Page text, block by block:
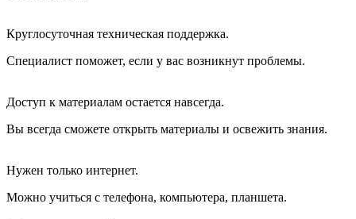
Круглосуточная техническая поддержка.
Специалист поможет, если у вас возникнут проблемы.
Доступ к материалам остается навсегда.
Вы всегда сможете открыть материалы и освежить знания.
Нужен только интернет.
Можно учиться с телефона, компьютера, планшета.